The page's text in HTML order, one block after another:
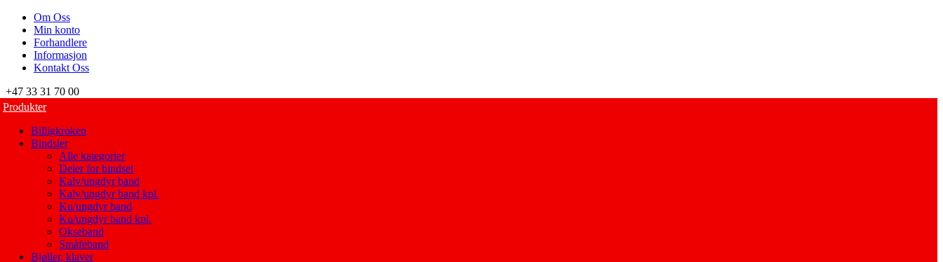
Om Oss
Min konto
Forhandlere
Informasjon
Kontakt Oss
+47 33 31 70 00
Produkter
Billigkroken
Bindsler
Alle kategorier
Deler for bindsel
Kalv/ungdyr band
Kalv/ungdyr band kpl.
Ku/ungdyr band
Ku/ungdyr band kpl.
Okseband
Småfeband
Bjøller, klaver